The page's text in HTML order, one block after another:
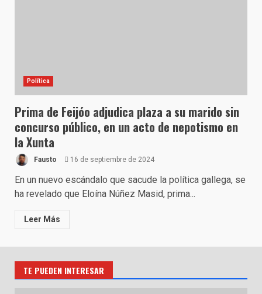
Política
Prima de Feijóo adjudica plaza a su marido sin
concurso público, en un acto de nepotismo en
la Xunta
Fausto 16 de septiembre de 2024
En un nuevo escándalo que sacude la política gallega, se
ha revelado que Eloína Núñez Masid, prima...
Leer Más
TE PUEDEN INTERESAR